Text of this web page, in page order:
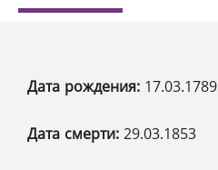
Дата рождения: 17.03.1789
Дата смерти: 29.03.1853